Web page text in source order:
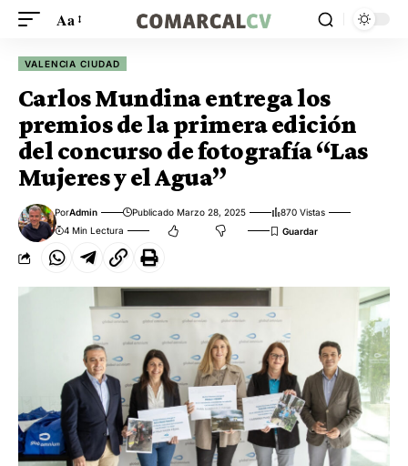
Aa
VALENCIA CIUDAD
Carlos Mundina entrega los
premios de la primera edición
del concurso de fotografía “Las
Mujeres y el Agua”
PorAdmin Publicado Marzo 28, 2025
870 Vistas
4 Min Lectura